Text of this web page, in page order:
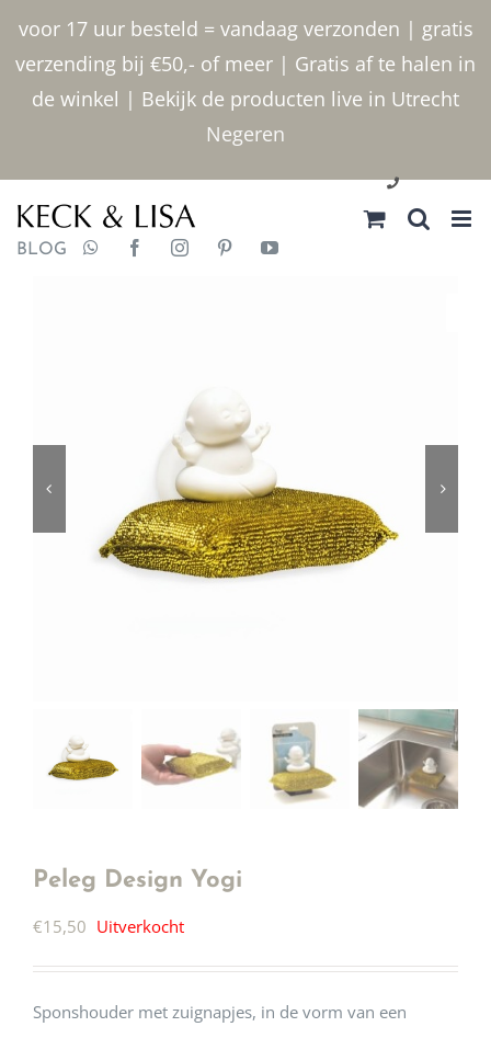
voor 17 uur besteld = vandaag verzonden | gratis
verzending bij €50,- of meer | Gratis af te halen in
de winkel | Bekijk de producten live in Utrecht
Negeren
inhoud
030 2400000
BLOG
Peleg Design Yogi
€15,50 Uitverkocht
Sponshouder met zuignapjes, in de vorm van een